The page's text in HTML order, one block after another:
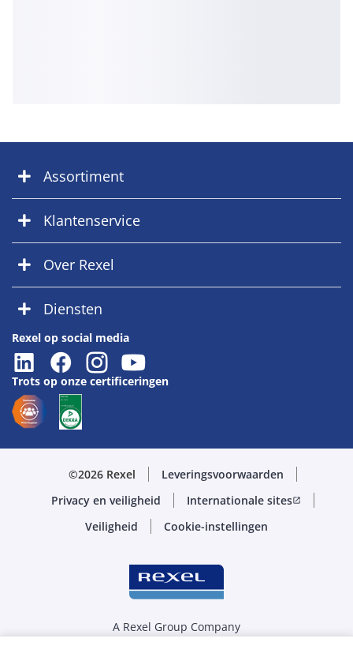
Assortiment
Klantenservice
Over Rexel
Diensten
Rexel op social media
Trots op onze certificeringen
©2026 Rexel
Leveringsvoorwaarden
Privacy en veiligheid
Internationale sitesopen_in_new
Veiligheid Cookie-instellingen
A Rexel Group Company